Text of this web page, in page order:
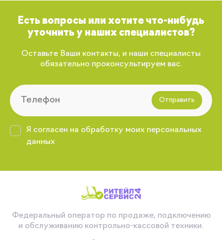
Есть вопросы или хотите что-нибудь
уточнить у наших специалистов?
Оставьте Ваши контакты, и наши специалисты
обязательно проконсультируем вас.
Отправить
Я согласен на обработку моих персональных
данных
Федеральный оператор по продаже, подключению
и обслуживанию контрольно-кассовой техники.